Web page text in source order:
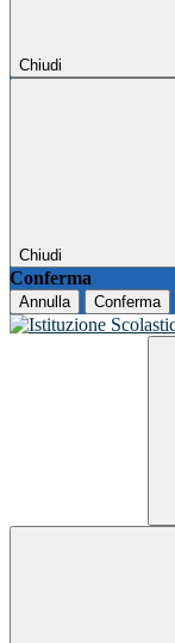
Chiudi
Chiudi
Conferma
Annulla Conferma